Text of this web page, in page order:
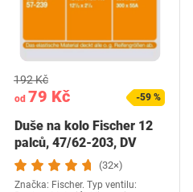
od 79 Kč
192 Kč
-59 %
Duše na kolo Fischer 12
palců, 47/62-203, DV
normální
(32×)
Značka: Fischer. Typ ventilu: